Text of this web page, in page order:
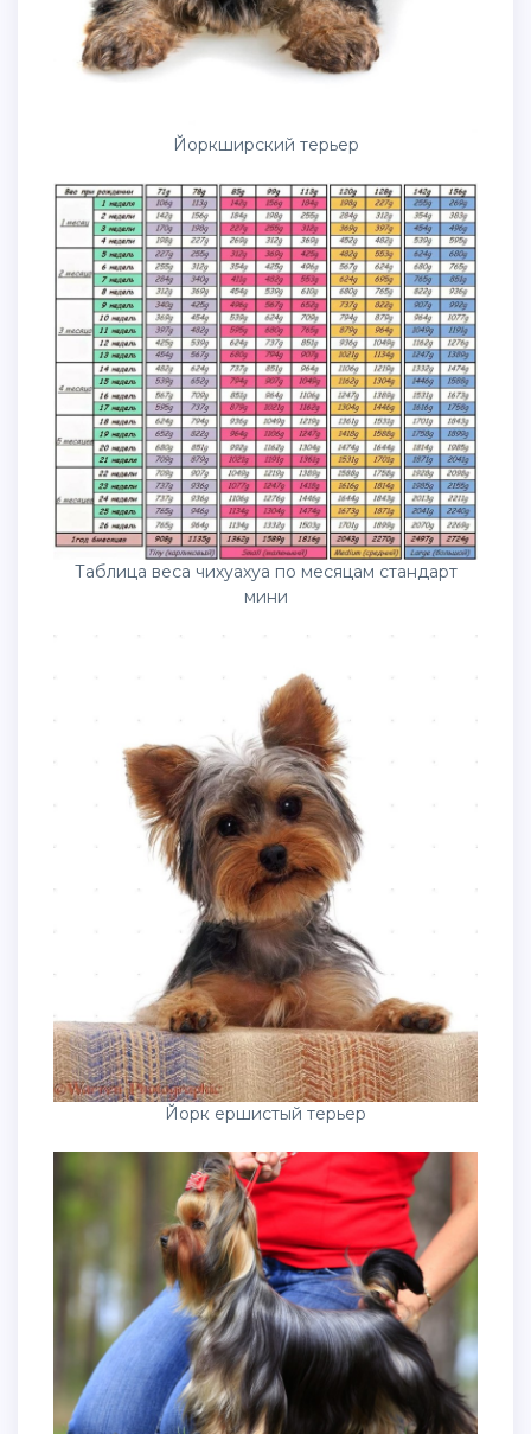
Йоркширский терьер
Таблица веса чихуахуа по месяцам стандарт
мини
Йорк ершистый терьер